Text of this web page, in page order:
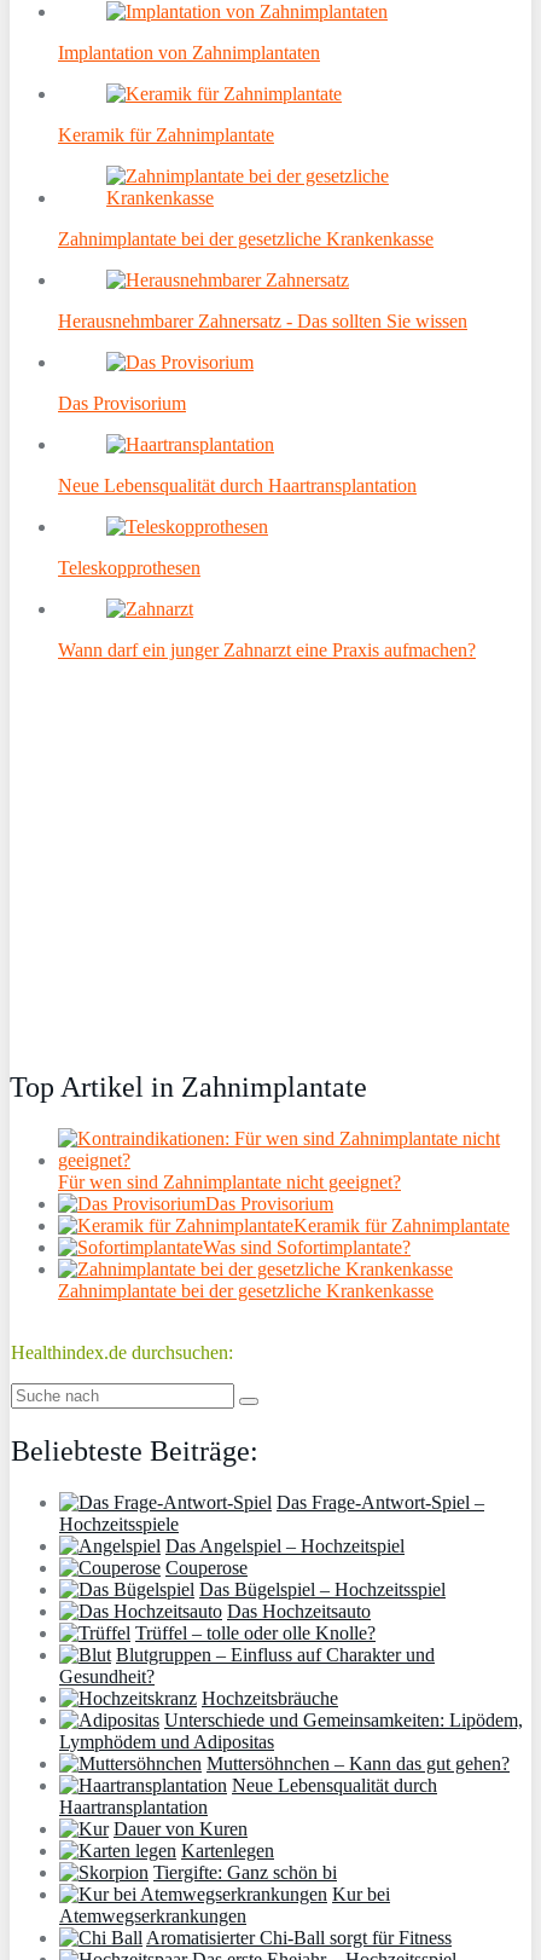
Implantation von Zahnimplantaten
Keramik für Zahnimplantate
Zahnimplantate bei der gesetzliche Krankenkasse
Herausnehmbarer Zahnersatz - Das sollten Sie wissen
Das Provisorium
Neue Lebensqualität durch Haartransplantation
Teleskopprothesen
Wann darf ein junger Zahnarzt eine Praxis aufmachen?
Top Artikel in Zahnimplantate
Für wen sind Zahnimplantate nicht geeignet?
Das Provisorium
Keramik für Zahnimplantate
Was sind Sofortimplantate?
Zahnimplantate bei der gesetzliche Krankenkasse
Healthindex.de durchsuchen:
Beliebteste Beiträge:
Das Frage-Antwort-Spiel –
Hochzeitsspiele
Das Angelspiel – Hochzeitspiel
Couperose
Das Bügelspiel – Hochzeitsspiel
Das Hochzeitsauto
Trüffel – tolle oder olle Knolle?
Blutgruppen – Einfluss auf Charakter und
Gesundheit?
Hochzeitsbräuche
Unterschiede und Gemeinsamkeiten: Lipödem,
Lymphödem und Adipositas
Muttersöhnchen – Kann das gut gehen?
Neue Lebensqualität durch
Haartransplantation
Dauer von Kuren
Kartenlegen
Tiergifte: Ganz schön bi
Kur bei
Atemwegserkrankungen
Aromatisierter Chi-Ball sorgt für Fitness